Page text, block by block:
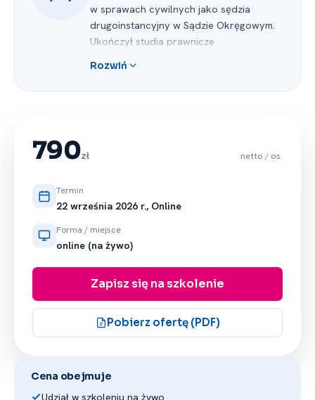
w sprawach cywilnych jako sędzia
drugoinstancyjny w Sądzie Okręgowym.
Ukończył studia prawnicze
w Toruniu oraz aplikację sądową
w Sądzie Okręgowym w Olsztynie,
Podyplomowe "Ekonomia i prawo
ponad dwudziestoletni staż w orzekaniu
ma doświadczenie w rozstrzyganiu
pełnego spektrum spraw z zakresu
prawa zobowiązań, odpowiedzialności
za czyny niedozwolone, spadkowych
i egzekucyjnych. Posiada wiedzę nie tylko
teoretyczną, ale przede wszystkim
z zakresu praktycznego stosowania
zawodu i sprawowaniu patronatu
nad aplikantami adwokackimi
Rozwiń
790zł netto / os.
Termin
22 września 2026 r., Online
Forma / miejsce
online (na żywo)
Zapisz się na szkolenie
Pobierz ofertę (PDF)
Cena obejmuje
Udział w szkoleniu na żywo